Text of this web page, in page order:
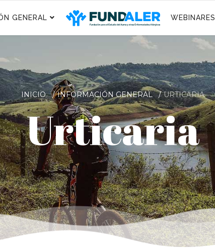
GENERAL WEBINARES
INICIO INFORMACIÓN GENERAL URTICARIA
Urticaria